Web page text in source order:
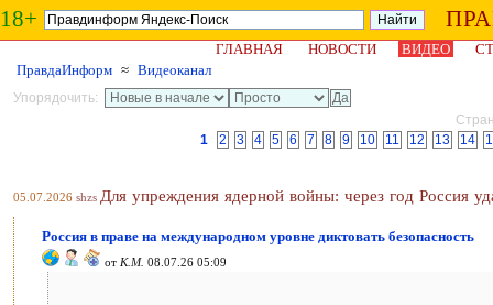
18+
ГЛАВНАЯ НОВОСТИ ВИДЕО
ПравдаИнформ ≈ Видеоканал
Упорядочить:
1
2 3 4 5 6 7 8 9 10 11 12 13 14
05.07.2026 shzs Для упреждения ядерной войны: через год Россия
Россия в праве на международном уровне диктовать безопасность
от К.М. 08.07.26 05:09